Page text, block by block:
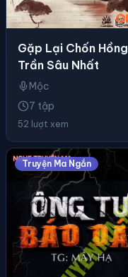
Gặp Lại Chốn Hồng
Trần Sâu Nhất
Mộc
7 tập
52 lượt xem
Truyện Ma Ngắn